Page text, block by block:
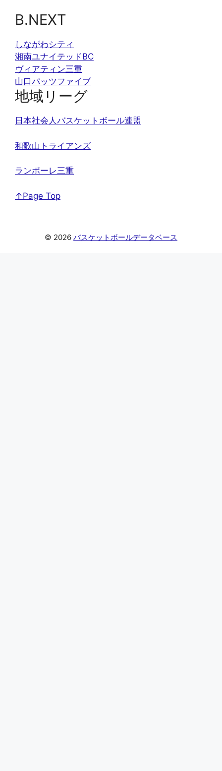
B.NEXT
しながわシティ
湘南ユナイテッドBC
ヴィアティン三重
山口パッツファイブ
地域リーグ
日本社会人バスケットボール連盟
和歌山トライアンズ
ランポーレ三重
↑Page Top
© 2026 バスケットボールデータベース